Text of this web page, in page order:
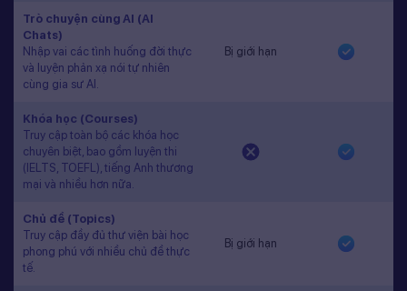
Trò chuyện cùng AI (AI
Chats)
Nhập vai các tình huống đời thực
và luyện phản xạ nói tự nhiên
cùng gia sư AI.
Bị giới hạn
Khóa học (Courses)
Truy cập toàn bộ các khóa học
chuyên biệt, bao gồm luyện thi
(IELTS, TOEFL), tiếng Anh thương
mại và nhiều hơn nữa.
Chủ đề (Topics)
Truy cập đầy đủ thư viện bài học
phong phú với nhiều chủ đề thực
tế.
Bị giới hạn